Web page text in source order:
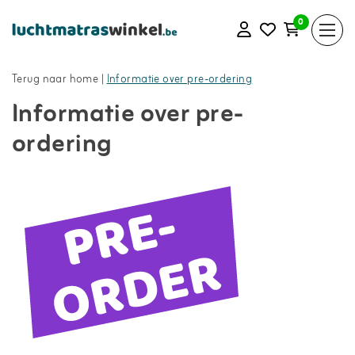
0
Terug naar home |Informatie over pre-ordering
Informatie over pre-
ordering